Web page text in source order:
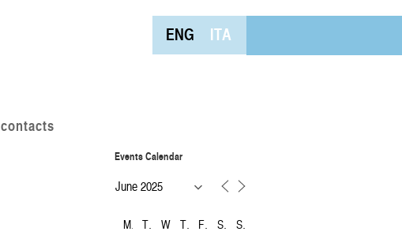
ENG ITA
contacts
Events Calendar
M T W T F S S